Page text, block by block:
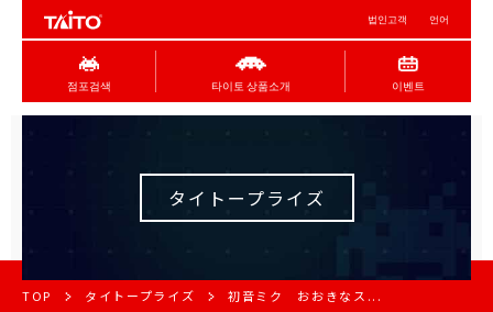
법인고객 언어
점포검색 타이토 상품소개 이벤트
タイトープライズ
TOP タイトープライズ 初音ミク おおきなス...